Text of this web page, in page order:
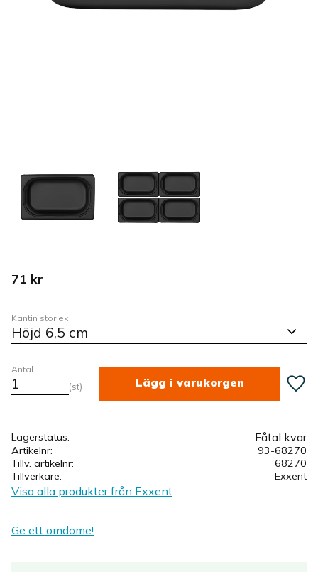
71 kr
Kantin storlek
Antal
st Lägg
Lagerstatus Fåtal kvar
Artikelnr
93-68270
Tillv. artikelnr
68270
Tillverkare
Exxent
Visa alla produkter från Exxent
Ge ett omdöme!